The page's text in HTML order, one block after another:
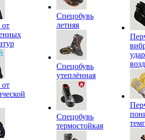
Спецобувь
летняя
Спецобувь
утеплённая
Спецобувь
термостойкая